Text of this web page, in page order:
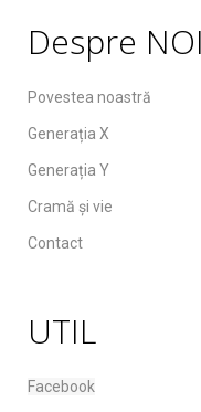
Despre NOI
Povestea noastră
Generația X
Generația Y
Cramă și vie
Contact
UTIL
Facebook